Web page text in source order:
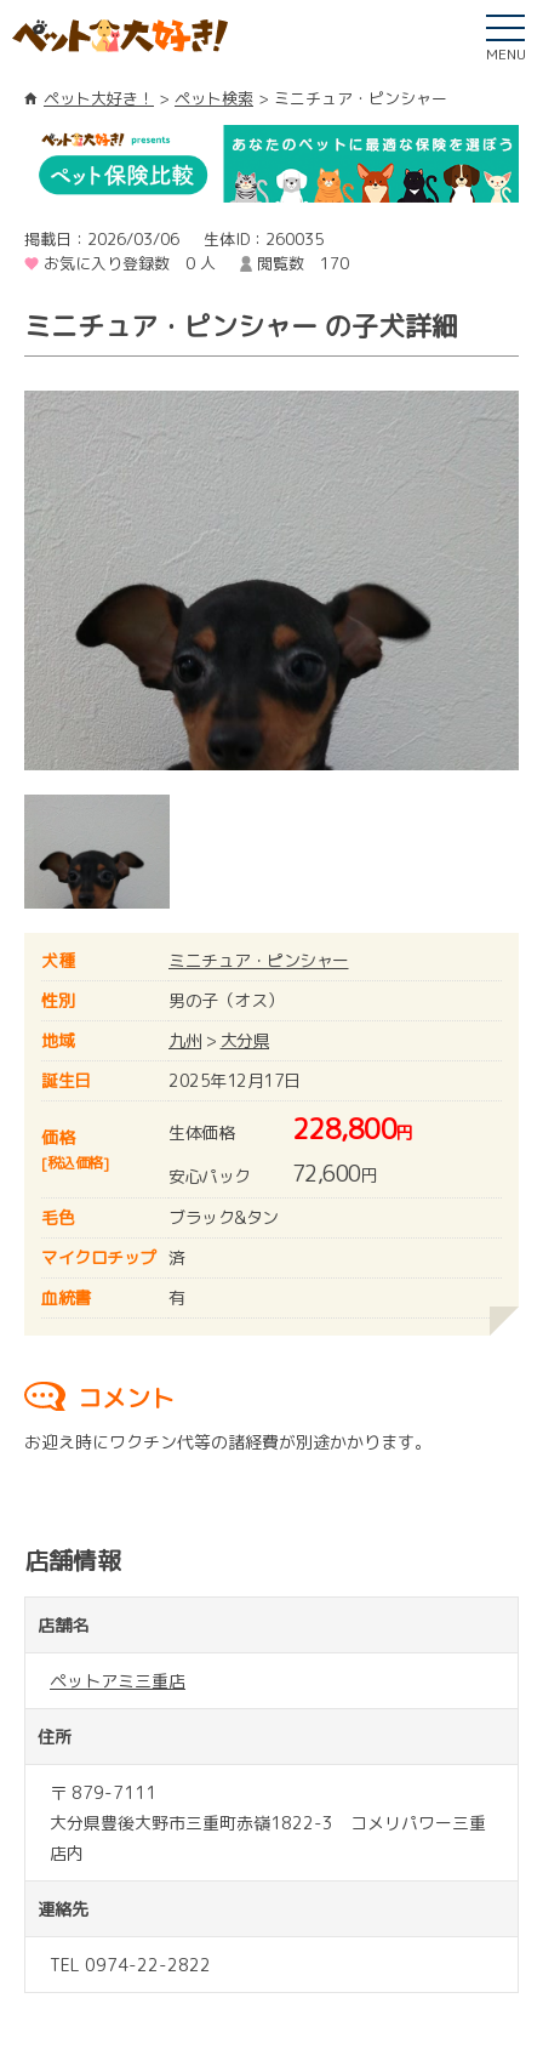
MENU
ペット大好き！ ペット検索 ミニチュア・ピンシャー
掲載日：2026/03/06
生体ID：260035
お気に入り登録数 0 人
閲覧数 170
ミニチュア・ピンシャー の子犬詳細
犬種
ミニチュア・ピンシャー
性別
男の子（オス）
地域
九州 > 大分県
誕生日
2025年12月17日
価格
[税込価格]
生体価格 228,800円
安心パック
72,600円
毛色
ブラック&タン
マイクロチップ 済
血統書
有
コメント
お迎え時にワクチン代等の諸経費が別途かかります。
店舗情報
店舗名
ペットアミ三重店
住所
〒 879-7111
大分県豊後大野市三重町赤嶺1822-3 コメリパワー三重
店内
連絡先
TEL 0974-22-2822